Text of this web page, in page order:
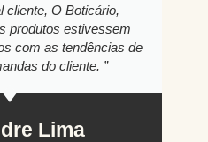
cliente, O Boticário,
produtos estivessem
com as tendências de
do cliente. ”
Lima